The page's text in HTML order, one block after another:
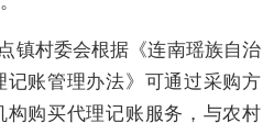
镇村委会根据《连南瑶族自治
账管理办法》可通过采购方
购买代理记账服务，与农村